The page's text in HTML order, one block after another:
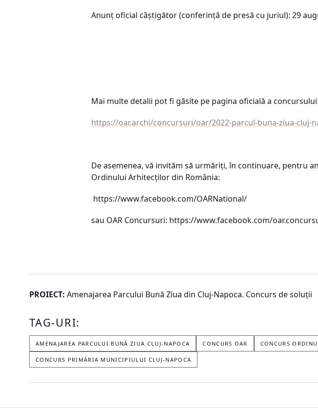
Anunț oficial câștigător (conferință de presă cu juriul): 29
Mai multe detalii pot fi găsite pe pagina oficială a concursului:
https://oar.archi/concursuri/oar/2022-parcul-buna-ziua-cluj-
De asemenea, vă invităm să urmăriți, în continuare, pentru
Ordinului Arhitecților din România:
https://www.facebook.com/OARNational/
sau OAR Concursuri: https://www.facebook.com/
PROIECT: Amenajarea Parcului Bună Ziua din Cluj-Napoca. Concurs de soluții
TAG-URI:
AMENAJAREA PARCULUI BUNĂ ZIUA CLUJ-NAPOCA CONCURS OAR CONCURS
CONCURS PRIMĂRIA MUNICIPIULUI CLUJ-NAPOCA